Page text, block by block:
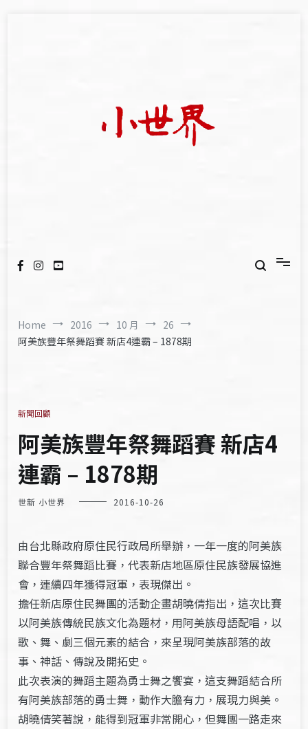
Home 2016 10 月
26
阿美族豐年祭舞蹈賽 新店4連霸 – 1878期
新聞回顧
阿美族豐年祭舞蹈賽 新店4
連霸 – 1878期
世新 小世界 2016-10-26
由台北縣政府原住民行政局所舉辦，一年一度的阿美族
聯合豐年祭舞蹈比賽，代表新店地區原住民族發展協進
會，連續四年獲得冠軍，表現傑出。
擔任新店原住民舞團的活動企畫胡曉倩指出，這次比賽
以阿美族傳統民族文化為題材，用阿美族母語配唱，以
歌、舞、劇三個元素的結合，來呈現阿美族部落的故
事、神話、傳說及開拓史。
此次表演的舞蹈主題為勇士舞之饗宴，這支舞蹈結合所
有阿美族部落的勇士舞，動作大膽有力，展現力與美。
胡曉倩笑著說，能得到冠軍非常開心，但舞團一路走來